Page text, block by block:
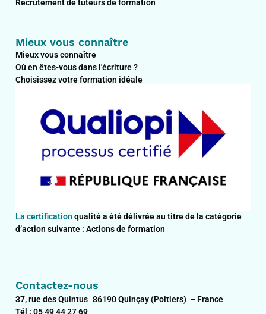
Recrutement de tuteurs de formation
Mieux vous connaître
Mieux vous connaître
Où en êtes-vous dans l'écriture ?
Choisissez votre formation idéale
La certificationqualité a été délivrée au titre de la catégorie
d’action suivante : Actions de formation
Contactez-nous
37, rue des Quintus 86190 Quinçay (Poitiers) – France
Tél : 05 49 44 27 69